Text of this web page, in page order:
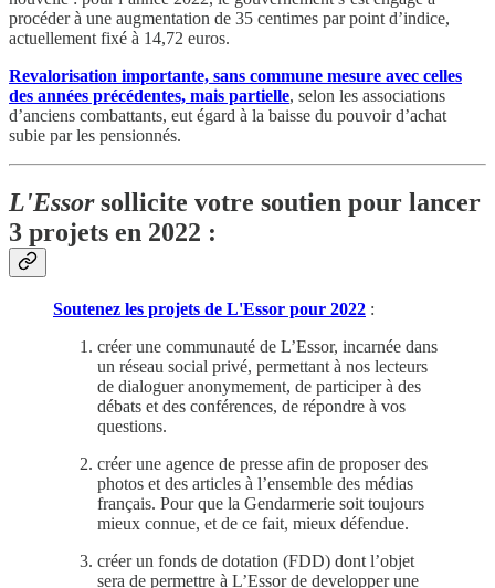
procéder à une augmentation de 35 centimes par point d’indice,
actuellement fixé à 14,72 euros.
Revalorisation importante, sans commune mesure avec celles
des années précédentes, mais partielle, selon les associations
d’anciens combattants, eut égard à la baisse du pouvoir d’achat
subie par les pensionnés.
L'Essorsollicite votre soutien pour lancer
3 projets en 2022 :
Soutenez les projets de L'Essor pour 2022 :
créer une communauté de L’Essor, incarnée dans
un réseau social privé, permettant à nos lecteurs
de dialoguer anonymement, de participer à des
débats et des conférences, de répondre à vos
questions.
créer une agence de presse afin de proposer des
photos et des articles à l’ensemble des médias
français. Pour que la Gendarmerie soit toujours
mieux connue, et de ce fait, mieux défendue.
créer un fonds de dotation (FDD) dont l’objet
sera de permettre à L’Essor de developper une